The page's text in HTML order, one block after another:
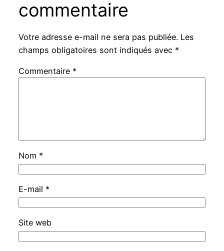
commentaire
Votre adresse e-mail ne sera pas publiée. Les
champs obligatoires sont indiqués avec *
Commentaire *
Nom *
E-mail *
Site web